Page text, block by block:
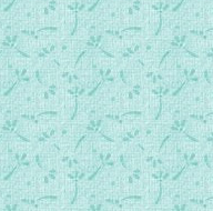
134_感谢主！赞美主！.mp3
135_主是葡萄树.mp3
136_圣神.mp3
137_祂必保护你.mp3
138_我必与你同在.mp3